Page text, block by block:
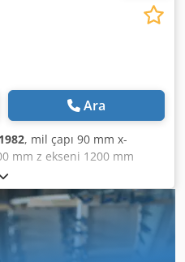
Ara
1982, mil çapı 90 mm x-
mm z ekseni 1200 mm
800 mm masa sıkıştırma
dönüş masa yükü 6.0 t hız
40 Voltaj 380 V / 50 Hz Freze
35 KVA Makine
yaklaşık 4,5 x 2,8 x 2,5
elden geçirildi,